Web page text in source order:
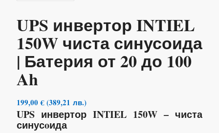
UPS инвертор INTIEL
150W чиста синусоида
| Батерия от 20 до 100
Ah
199,00€ (389,21 лв.)
UPS инвертор INTIEL 150W – чиста
синусoида